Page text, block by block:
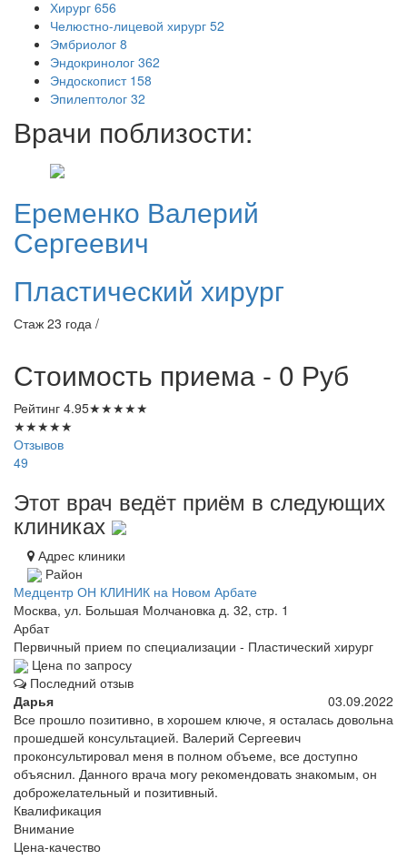
Хирург 656
Челюстно-лицевой хирург 52
Эмбриолог 8
Эндокринолог 362
Эндоскопист 158
Эпилептолог 32
Врачи поблизости:
Еременко Валерий
Сергеевич
Пластический хирург
Стаж 23 года /
Стоимость приема - 0 Руб
Рейтинг 4.95★★★★★
★★★★★
Отзывов
49
Этот врач ведёт приём в следующих
клиниках
Адрес клиники
Район
Медцентр ОН КЛИНИК на Новом Арбате
Москва, ул. Большая Молчановка д. 32, стр. 1
Арбат
Первичный прием по специализации - Пластический хирург
Цена по запросу
Последний отзыв
Дарья
03.09.2022
Все прошло позитивно, в хорошем ключе, я осталась довольна
прошедшей консультацией. Валерий Сергеевич
проконсультировал меня в полном объеме, все доступно
объяснил. Данного врача могу рекомендовать знакомым, он
доброжелательный и позитивный.
Квалификация
Внимание
Цена-качество